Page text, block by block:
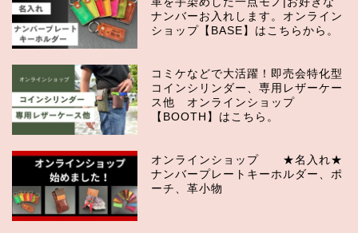
ナンバーお入れします。オンライン
ショップ【BASE】はこちらから。
コミケなどで大活躍！即売会特化型
コインシリンダー、専用レザーケー
ス他 オンラインショップ
【BOOTH】はこちら。
オンラインショップ ★名入れ★
ナンバープレートキーホルダー、ポ
ーチ、革小物